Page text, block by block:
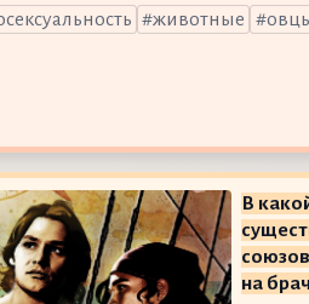
животные
В
на